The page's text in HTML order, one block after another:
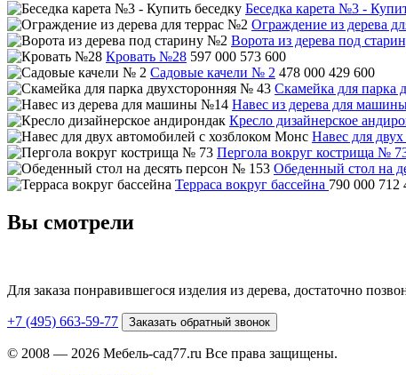
Беседка карета №3 -
Ограждение из дерева
Ворота из дерева под
Кровать №28 597 000 573 600
Садовые качели № 2 478 000 429 600
Скамейка для парка
Навес из дерева для
Кресло дизайнерское
Навес для
Пергола вокруг кострища №
Обеденный стол на
Терраса вокруг бассейна 790 000 712
Вы смотрели
Для заказа понравившегося изделия из дерева, достаточно
+7 (495) 663-59-77 Заказать обратный звонок
© 2008 — 2026 Мебель-сад77.ru Все права защищены.